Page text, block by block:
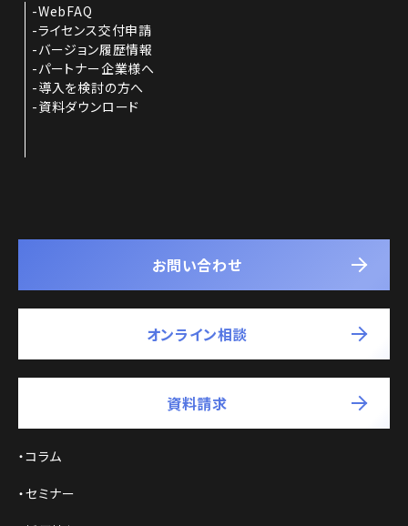
WebFAQ
ライセンス交付申請
バージョン履歴情報
パートナー企業様へ
導入を検討の方へ
資料ダウンロード
お問い合わせ
オンライン相談
資料請求
コラム
セミナー